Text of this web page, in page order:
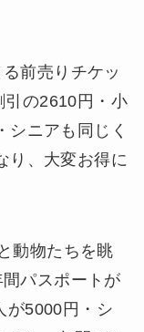
前売りチケッ
引の2610円・小
シニアも同じく
り、大変お得に
動物たちを眺
パスポートが
が5000円・シ